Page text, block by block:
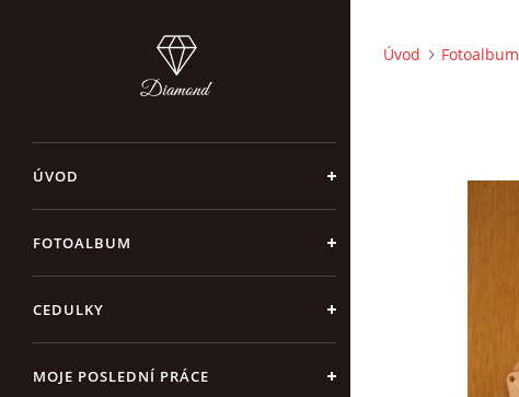
ÚVOD
FOTOALBUM
CEDULKY
MOJE POSLEDNÍ PRÁCE
Úvod Fotoalbum